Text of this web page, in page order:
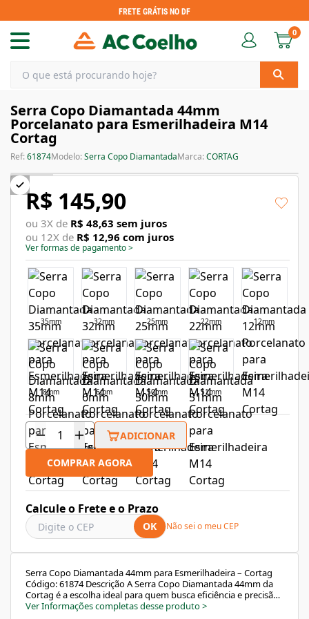
FRETE GRÁTIS NO DF
0
Serra Copo Diamantada 44mm
Porcelanato para Esmerilhadeira M14
Cortag
Ref:61874Modelo:Serra Copo DiamantadaMarca:CORTAG
R$ 145,90
ou 3X de R$ 48,63 sem juros
ou 12X de R$ 12,96 com juros
Ver formas de pagamento>
35mm 32mm 25mm 22mm 12mm
8mm 6mm 50mm 51mm
ADICIONAR
COMPRAR AGORA
Calcule o Frete e o Prazo
OK Não sei o meu CEP
Serra Copo Diamantada 44mm para Esmerilhadeira – Cortag
Código: 61874 Descrição A Serra Copo Diamantada 44mm da
Cortag é a escolha ideal para quem busca eficiência e precisão
na perfuração de materiais de alta dureza como porcelanato,
Ver Informações completas desse produto>